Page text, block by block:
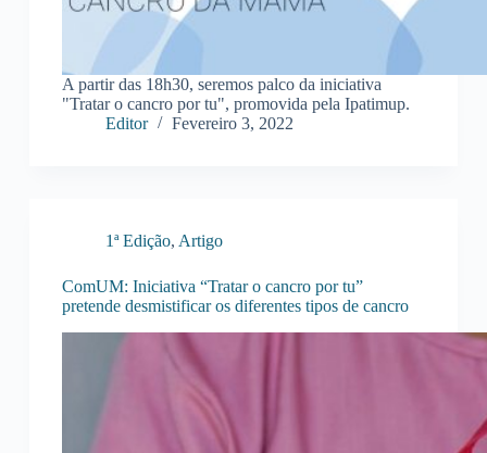
A partir das 18h30, seremos palco da iniciativa
"Tratar o cancro por tu", promovida pela Ipatimup.
Editor
Fevereiro 3, 2022
1ª Edição, Artigo
ComUM: Iniciativa “Tratar o cancro por tu”
pretende desmistificar os diferentes tipos de cancro